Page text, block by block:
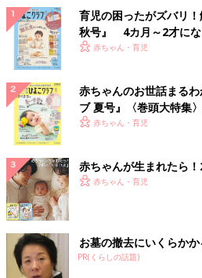
育児の困ったがズバリ
秋号』 4カ月～2才にな
いっぱい！
赤ちゃん・育児
赤ちゃんのお世話まる
ブ 夏号』〈巻頭大特集
く！ おっぱい・ミルク
赤ちゃん・育児
赤ちゃんが生まれたら！
赤ちゃん・育児
お墓の撤去にいくらか
PR(くらしの話題)